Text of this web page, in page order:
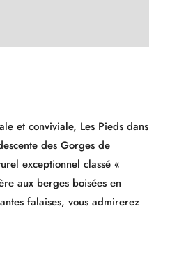
et conviviale, Les Pieds dans
des Gorges de
exceptionnel classé «
aux berges boisées en
falaises, vous admirerez